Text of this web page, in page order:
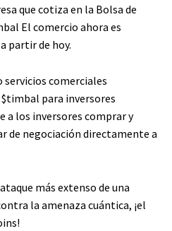
que cotiza en la Bolsa de
El comercio ahora es
partir de hoy.
servicios comerciales
$timbal para inversores
a los inversores comprar y
de negociación directamente a
más extenso de una
la amenaza cuántica, ¡el